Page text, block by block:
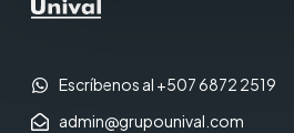
Escríbenos al +507 6872 2519
admin@grupounival.com